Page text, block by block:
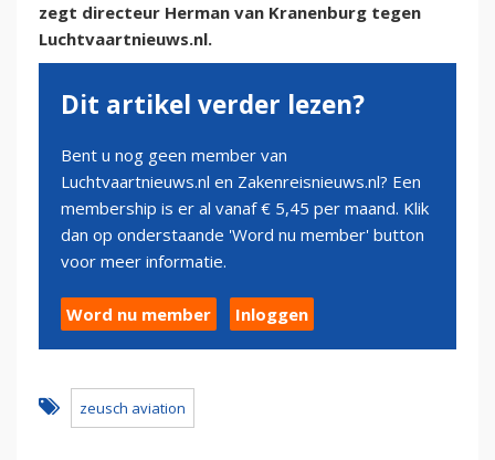
zegt directeur Herman van Kranenburg tegen
Luchtvaartnieuws.nl.
Dit artikel verder lezen?
Bent u nog geen member van
Luchtvaartnieuws.nl en Zakenreisnieuws.nl? Een
membership is er al vanaf € 5,45 per maand. Klik
dan op onderstaande 'Word nu member' button
voor meer informatie.
Word nu member Inloggen
zeusch aviation